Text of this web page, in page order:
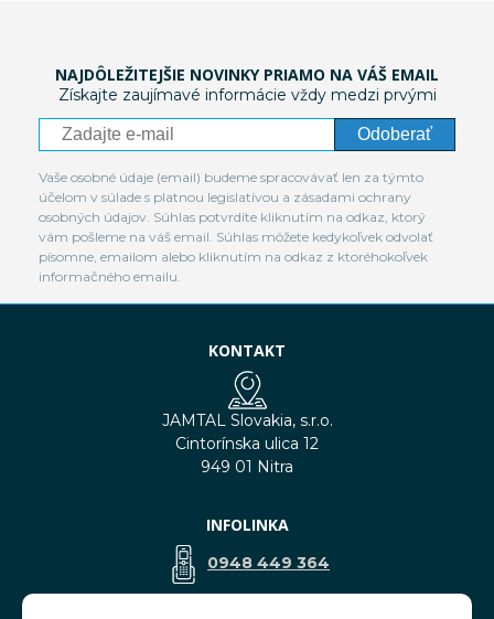
NAJDÔLEŽITEJŠIE NOVINKY PRIAMO NA VÁŠ EMAIL
Získajte zaujímavé informácie vždy medzi prvými
Odoberať
Vaše osobné údaje (email) budeme spracovávať len za týmto
účelom v súlade s platnou legislatívou a zásadami ochrany
osobných údajov. Súhlas potvrdíte kliknutím na odkaz, ktorý
vám pošleme na váš email. Súhlas môžete kedykoľvek odvolať
písomne, emailom alebo kliknutím na odkaz z ktoréhokoľvek
informačného emailu.
KONTAKT
JAMTAL Slovakia, s.r.o.
Cintorínska ulica 12
949 01 Nitra
INFOLINKA
0948 449 364